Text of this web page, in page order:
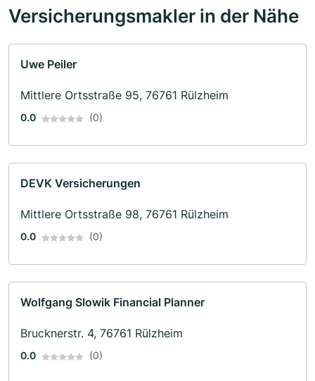
Versicherungsmakler in der Nähe
Uwe Peiler
Mittlere Ortsstraße 95, 76761 Rülzheim
0.0 (0)
DEVK Versicherungen
Mittlere Ortsstraße 98, 76761 Rülzheim
0.0 (0)
Wolfgang Slowik Financial Planner
Brucknerstr. 4, 76761 Rülzheim
0.0 (0)